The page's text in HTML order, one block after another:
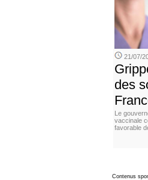
21/07/
des
Le
vaccinale
favorable
Contenus